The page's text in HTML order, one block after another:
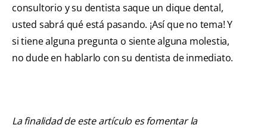
consultorio y su dentista saque un dique dental,
usted sabrá qué está pasando. ¡Así que no tema! Y
si tiene alguna pregunta o siente alguna molestia,
no dude en hablarlo con su dentista de inmediato.
La finalidad de este artículo es fomentar la